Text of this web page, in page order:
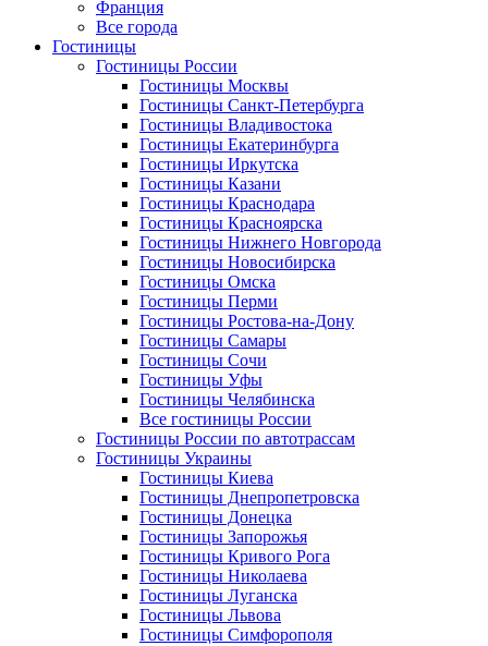
Франция
Все города
Гостиницы
Гостиницы России
Гостиницы Mосквы
Гостиницы Санкт-Петербурга
Гостиницы Владивостока
Гостиницы Екатеринбурга
Гостиницы Иркутска
Гостиницы Казани
Гостиницы Краснодара
Гостиницы Красноярска
Гостиницы Нижнего Новгорода
Гостиницы Новосибирска
Гостиницы Омска
Гостиницы Перми
Гостиницы Ростова-на-Дону
Гостиницы Самары
Гостиницы Сочи
Гостиницы Уфы
Гостиницы Челябинска
Все гостиницы России
Гостиницы России по автотрассам
Гостиницы Украины
Гостиницы Киева
Гостиницы Днепропетровска
Гостиницы Донецка
Гостиницы Запорожья
Гостиницы Кривого Рога
Гостиницы Николаева
Гостиницы Луганска
Гостиницы Львова
Гостиницы Симфорополя